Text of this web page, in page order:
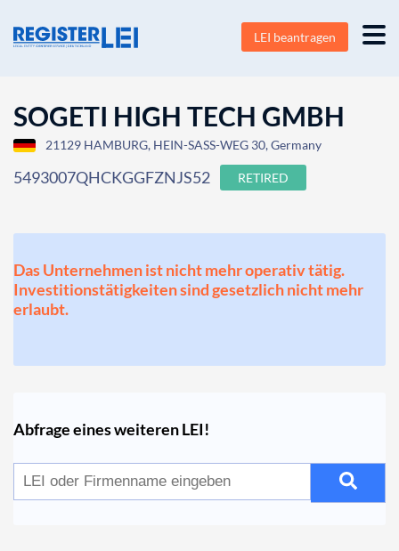
LEI beantragen
SOGETI HIGH TECH GMBH
21129 HAMBURG, HEIN-SASS-WEG 30, Germany
5493007QHCKGGFZNJS52 RETIRED
Das Unternehmen ist nicht mehr operativ tätig.
Investitionstätigkeiten sind gesetzlich nicht mehr
erlaubt.
Abfrage eines weiteren LEI!